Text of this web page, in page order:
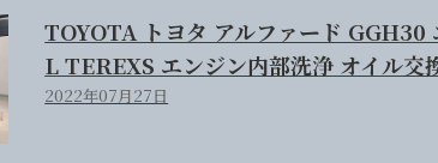
TOYOTA トヨタ アルファード GGH30
L TEREXS エンジン内部洗浄 オイル交
2022年07月27日